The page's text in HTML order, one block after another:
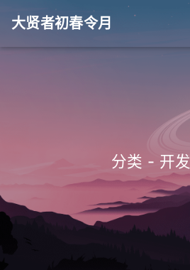
大贤者初春令月
分类 - 开发